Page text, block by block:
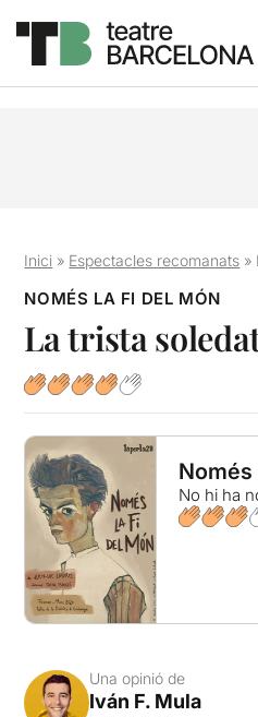
Inici » Espectacles recomanats »
NOMÉS LA FI DEL MÓN
La trista
No hi ha
Una opinió de
Iván F. Mula